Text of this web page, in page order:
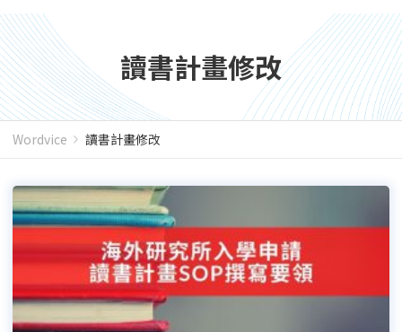
讀書計畫修改
Wordvice 讀書計畫修改